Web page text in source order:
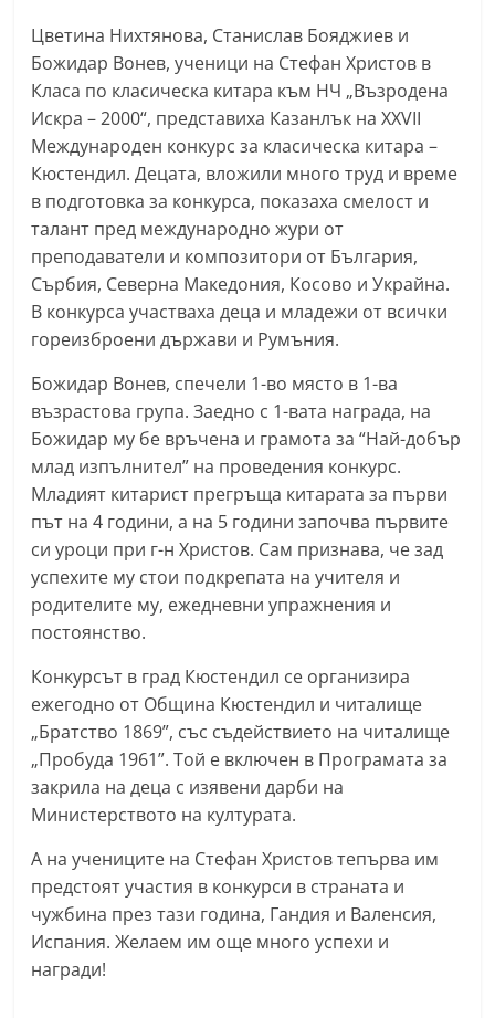
С
а
р
а
З
а
г
о
р
–
k
a
z
a
n
a
k
i
n
f
o
,
k
a
z
a
Цветина Нихтянова, Станислав Бояджиев и
Божидар Вонев, ученици на Стефан Христов в
Класа по класическа китара към НЧ „Възродена
Искра – 2000“, представиха Казанлък на XXVII
Международен конкурс за класическа китара –
Кюстендил. Децата, вложили много труд и време
в подготовка за конкурса, показаха смелост и
талант пред международно жури от
преподаватели и композитори от България,
Сърбия, Северна Македония, Косово и Украйна.
В конкурса участваха деца и младежи от всички
гореизброени държави и Румъния.
Божидар Вонев, спечели 1-во място в 1-ва
възрастова група. Заедно с 1-вата награда, на
Божидар му бе връчена и грамота за “Най-добър
млад изпълнител” на проведения конкурс.
Младият китарист прегръща китарата за първи
път на 4 години, а на 5 години започва първите
си уроци при г-н Христов. Сам признава, че зад
успехите му стои подкрепата на учителя и
родителите му, ежедневни упражнения и
постоянство.
Конкурсът в град Кюстендил се организира
ежегодно от Община Кюстендил и читалище
„Братство 1869”, със съдействието на читалище
„Пробуда 1961”. Той е включен в Програмата за
закрила на деца с изявени дарби на
Министерството на културата.
А на учениците на Стефан Христов тепърва им
предстоят участия в конкурси в страната и
чужбина през тази година, Гандия и Валенсия,
Испания. Желаем им още много успехи и
награди!